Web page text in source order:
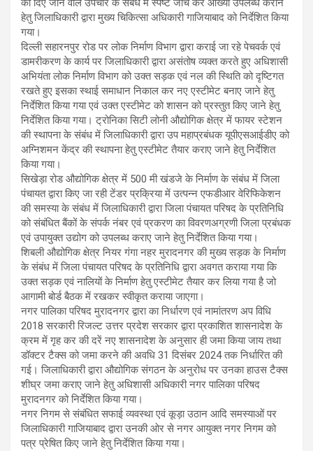
को दिए जाने वाले उपचार के संबंध में स्पष्ट जांच कर आख्या उपलब्ध कराने
हेतु जिलाधिकारी द्वारा मुख्य चिकित्सा अधिकारी गाजियाबाद को निर्देशित किया
गया।
दिल्ली सहारनपुर रोड पर लोक निर्माण विभाग द्वारा कराई जा रहे पेचवर्क एवं
डामरीकरण के कार्य पर जिलाधिकारी द्वारा असंतोष व्यक्त करते हुए अधिशासी
अभियंता लोक निर्माण विभाग को उक्त सड़क एवं नल की स्थिति को दृष्टिगत
रखते हुए इसका स्थाई समाधान निकाल कर नए एस्टीमेट बनाए जाने हेतु
निर्देशित किया गया एवं उक्त एस्टीमेट को शासन को प्रस्तुत किए जाने हेतु
निर्देशित किया गया। ट्रोनिका सिटी लोनी औद्योगिक क्षेत्र में फायर स्टेशन
की स्थापना के संबंध में जिलाधिकारी द्वारा उप महाप्रबंधक यूपीएसआईडीए को
अग्निशमन केंद्र की स्थापना हेतु एस्टीमेट तैयार कराए जाने हेतु निर्देशित
किया गया।
सिखेड़ा रोड औद्योगिक क्षेत्र में 500 मी खंडजे के निर्माण के संबंध में जिला
पंचायत द्वारा किए जा रही टेंडर प्रक्रिया में उत्पन्न एफडीआर वेरिफिकेशन
की समस्या के संबंध में जिलाधिकारी द्वारा जिला पंचायत परिषद के प्रतिनिधि
को संबंधित बैंकों के संपर्क नंबर एवं प्रकरण का विवरणअग्रणी जिला प्रबंधक
एवं उपायुक्त उद्योग को उपलब्ध कराए जाने हेतु निर्देशित किया गया।
शिबली औद्योगिक क्षेत्र नियर गंगा नहर मुरादनगर की मुख्य सड़क के निर्माण
के संबंध में जिला पंचायत परिषद के प्रतिनिधि द्वारा अवगत कराया गया कि
उक्त सड़क एवं नालियों के निर्माण हेतु एस्टीमेट तैयार कर लिया गया है जो
आगामी बोर्ड बैठक में रखकर स्वीकृत कराया जाएगा।
नगर पालिका परिषद मुरादनगर द्वारा का निर्धारण एवं नामांतरण अप विधि
2018 सरकारी रिजल्ट उत्तर प्रदेश सरकार द्वारा प्रकाशित शासनादेश के
क्रम में गृह कर की दरें नए शासनादेश के अनुसार ही जमा किया जाय तथा
डॉक्टर टैक्स को जमा करने की अवधि 31 दिसंबर 2024 तक निर्धारित की
गई। जिलाधिकारी द्वारा औद्योगिक संगठन के अनुरोध पर उनका हाउस टैक्स
शीघ्र जमा कराए जाने हेतु अधिशासी अधिकारी नगर पालिका परिषद
मुरादनगर को निर्देशित किया गया।
नगर निगम से संबंधित सफाई व्यवस्था एवं कूड़ा उठान आदि समस्याओं पर
जिलाधिकारी गाजियाबाद द्वारा उनकी ओर से नगर आयुक्त नगर निगम को
पत्र प्रेषित किए जाने हेतु निर्देशित किया गया।